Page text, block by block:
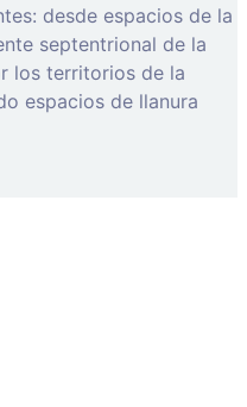
desde espacios de la
septentrional de la
los territorios de la
espacios de llanura